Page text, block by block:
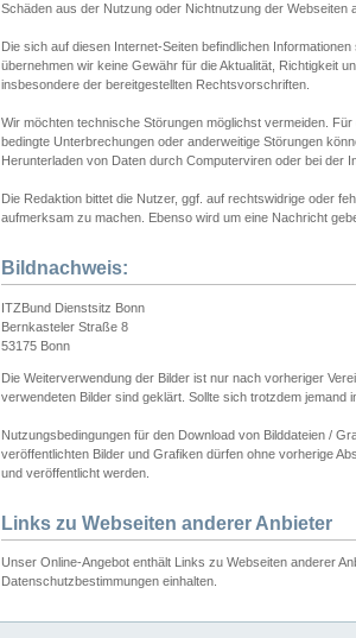
Schäden aus der Nutzung oder Nichtnutzung der Webseiten
Die sich auf diesen Internet-Seiten befindlichen
übernehmen wir keine Gewähr für die Aktualität, Richtigkeit
insbesondere der bereitgestellten Rechtsvorschriften.
Wir möchten technische Störungen möglichst vermeiden.
bedingte Unterbrechungen oder anderweitige Störungen
Herunterladen von Daten durch Computerviren oder bei der
Die Redaktion bittet die Nutzer, ggf. auf rechtswidrige oder
aufmerksam zu machen. Ebenso wird um eine Nachricht
Bildnachweis:
ITZBund Dienstsitz Bonn
Bernkasteler Straße 8
53175 Bonn
Die Weiterverwendung der Bilder ist nur nach vorheriger
verwendeten Bilder sind geklärt. Sollte sich trotzdem jemand
Nutzungsbedingungen für den Download von Bilddateien /
veröffentlichten Bilder und Grafiken dürfen ohne vorherige
und veröffentlicht werden.
Links zu Webseiten anderer Anbieter
Unser Online-Angebot enthält Links zu Webseiten anderer
Datenschutzbestimmungen einhalten.